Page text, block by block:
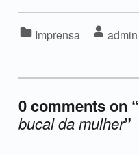
Imprensa admin
0 comments on “
bucal da mulher”